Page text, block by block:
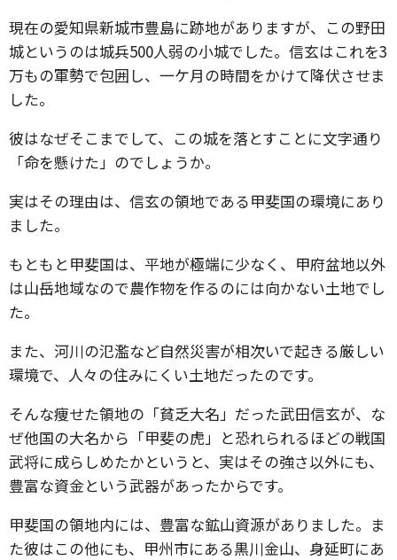
現在の愛知県新城市豊島に跡地がありますが、この野田
城というのは城兵500人弱の小城でした。信玄はこれを3
万もの軍勢で包囲し、一ケ月の時間をかけて降伏させま
した。
彼はなぜそこまでして、この城を落とすことに文字通り
「命を懸けた」のでしょうか。
実はその理由は、信玄の領地である甲斐国の環境にあり
ました。
もともと甲斐国は、平地が極端に少なく、甲府盆地以外
は山岳地域なので農作物を作るのには向かない土地でし
た。
また、河川の氾濫など自然災害が相次いで起きる厳しい
環境で、人々の住みにくい土地だったのです。
そんな痩せた領地の「貧乏大名」だった武田信玄が、な
ぜ他国の大名から「甲斐の虎」と恐れられるほどの戦国
武将に成らしめたかというと、実はその強さ以外にも、
豊富な資金という武器があったからです。
甲斐国の領地内には、豊富な鉱山資源がありました。ま
た彼はこの他にも、甲州市にある黒川金山、身延町にあ